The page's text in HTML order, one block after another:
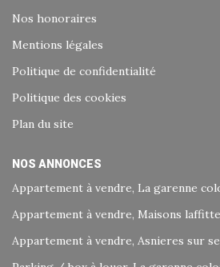
Nos honoraires
Mentions légales
Politique de confidentialité
Politique des cookies
Plan du site
NOS ANNONCES
Appartement à vendre, La garenne
Appartement à vendre, Maisons laffitte
Appartement à vendre, Asnieres sur